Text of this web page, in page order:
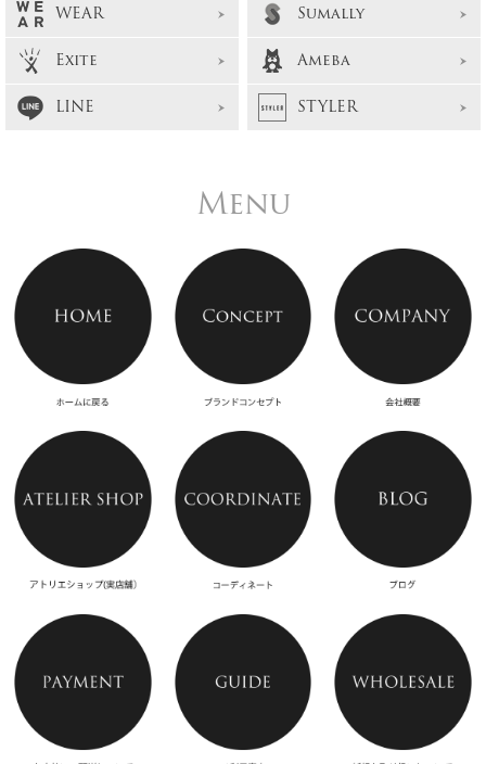
WEAR
Sumally
Exite
Ameba
LINE
STYLER
Menu